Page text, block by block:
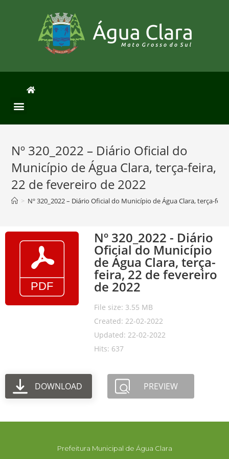
Nº 320_2022 – Diário Oficial do
Município de Água Clara, terça-feira,
22 de fevereiro de 2022
> Nº 320_2022 – Diário Oficial do Município de Água Clara, terça-
Nº 320_2022 - Diário
Oficial do Município
de Água Clara, terça-
feira, 22 de fevereiro
de 2022
File size: 3.55 MB
Created: 22-02-2022
Updated: 22-02-2022
Hits: 637
DOWNLOAD PREVIEW
Prefeitura Municipal de Água Clara